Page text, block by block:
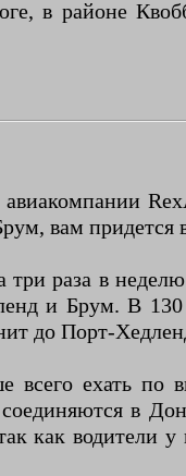
в районе
вам придется
три раза в
и Брум. В 130
до Порт-
всего ехать
в
как водители